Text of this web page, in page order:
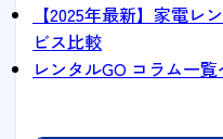
【2025年最新】家電レ
ビス比較
レンタルGO コラム一覧